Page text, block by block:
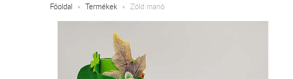
Főoldal Termékek Zöld manó